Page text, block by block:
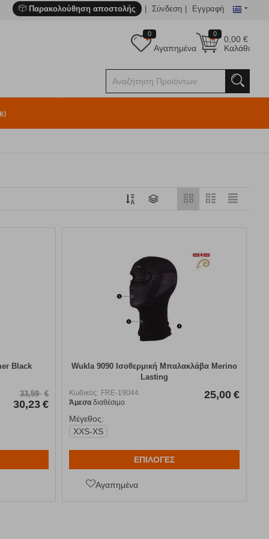
Παρακολούθηση αποστολής Σύνδεση Εγγραφή
0
0,00€
Καλάθι
0
Αγαπημένα
Black
33,59 €
30,23 €
Wukla 9090 Ισοθερμική Μπαλακλάβα Merino
Lasting
Κωδικός: FRE-19044
Άμεσα διαθέσιμο
25,00 €
Μέγεθος:
XXS-XS
ΕΠΙΛΟΓΕΣ
Αγαπημένα